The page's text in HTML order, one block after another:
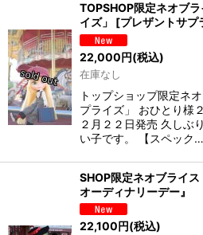
TOPSHOP限定ネオブ
イズ」
[プレザントサプ
22,000円(税込)
在庫なし
トップショップ限定ネ
プライズ」 おひとり
２月２２日発売 久しぶ
い子です。 【スペック…
SHOP限定ネオブライ
オーディナリーデー』
22,100 円(税込)